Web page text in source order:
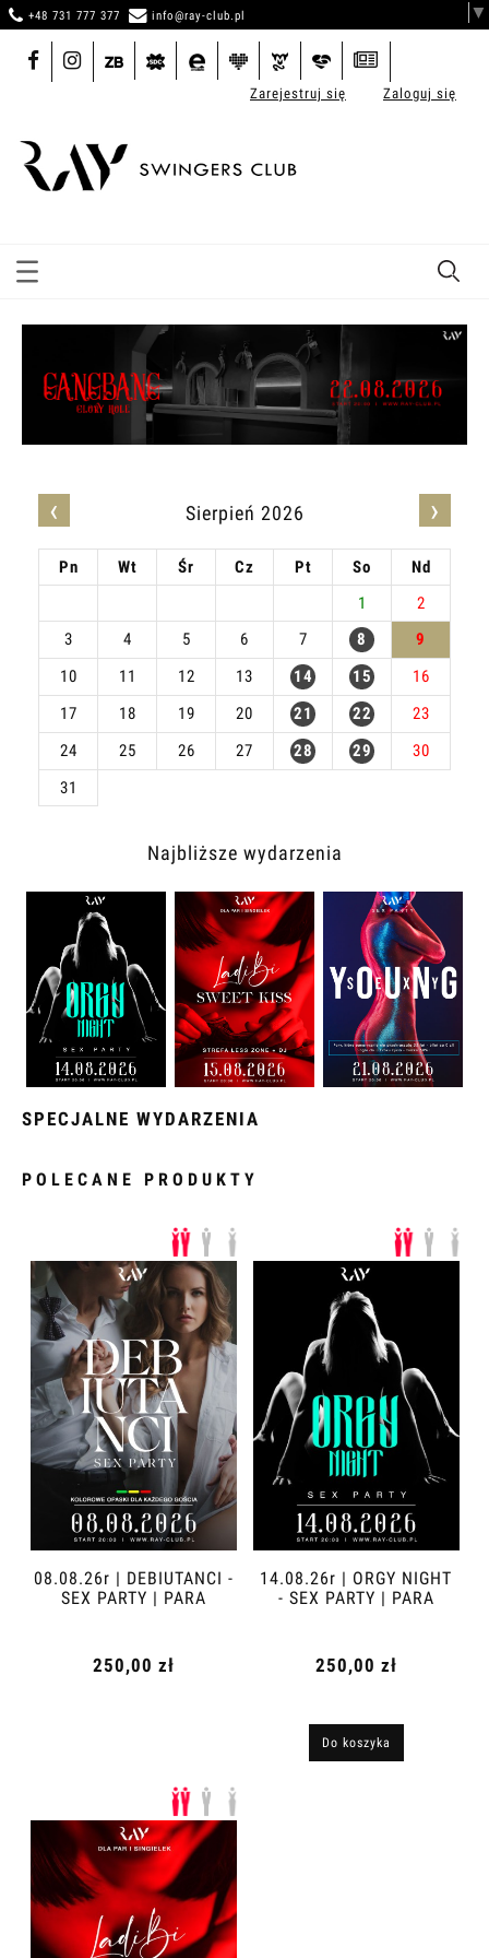
+48 731 777 377 info@ray-club.pl ▼
Zarejestruj się Zaloguj się
‹ Sierpień 2026 ›
Pn Wt Śr Cz Pt So
Nd
1
2
3
4 5 6 7 8
9
10
11 12 13 14 15
16
17
18 19 20 21 22
23
24
25 26 27 28 29
30
31
Najbliższe wydarzenia
SPECJALNE WYDARZENIA
POLECANE PRODUKTY
08.08.26r | DEBIUTANCI -
SEX PARTY | PARA
250,00 zł
14.08.26r | ORGY NIGHT
- SEX PARTY | PARA
250,00 zł
Do koszyka